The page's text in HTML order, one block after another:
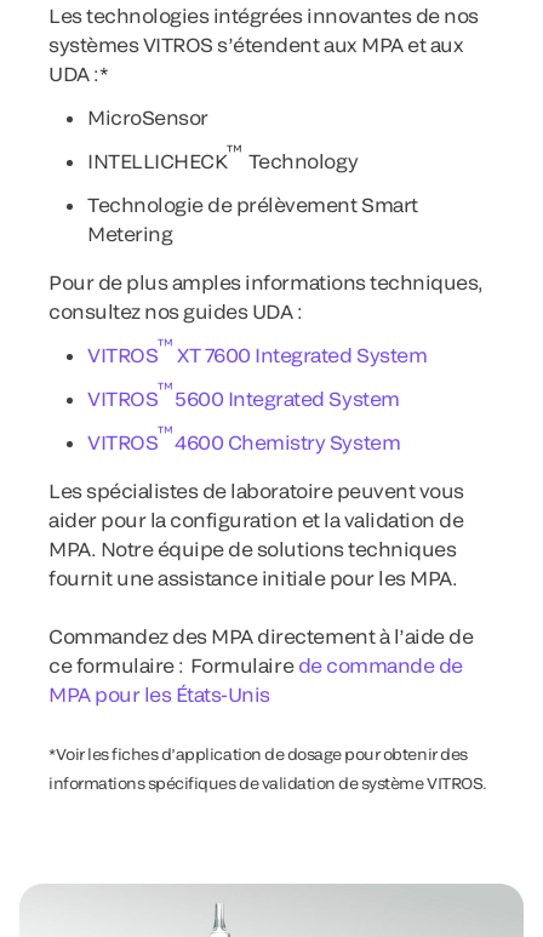
Les technologies intégrées innovantes de nos
systèmes VITROS s’étendent aux MPA et aux
UDA :*
MicroSensor
INTELLICHECK™ Technology
Technologie de prélèvement Smart
Metering
Pour de plus amples informations techniques,
consultez nos guides UDA :
VITROS™ XT 7600 Integrated System
VITROS™5600 Integrated System
VITROS™4600 Chemistry System
Les spécialistes de laboratoire peuvent vous
aider pour la configuration et la validation de
MPA. Notre équipe de solutions techniques
fournit une assistance initiale pour les MPA.
Commandez des MPA directement à l’aide de
ce formulaire : Formulaire de commande de
MPA pour les États-Unis
*Voir les fiches d’application de dosage pour obtenir des
informations spécifiques de validation de système VITROS.